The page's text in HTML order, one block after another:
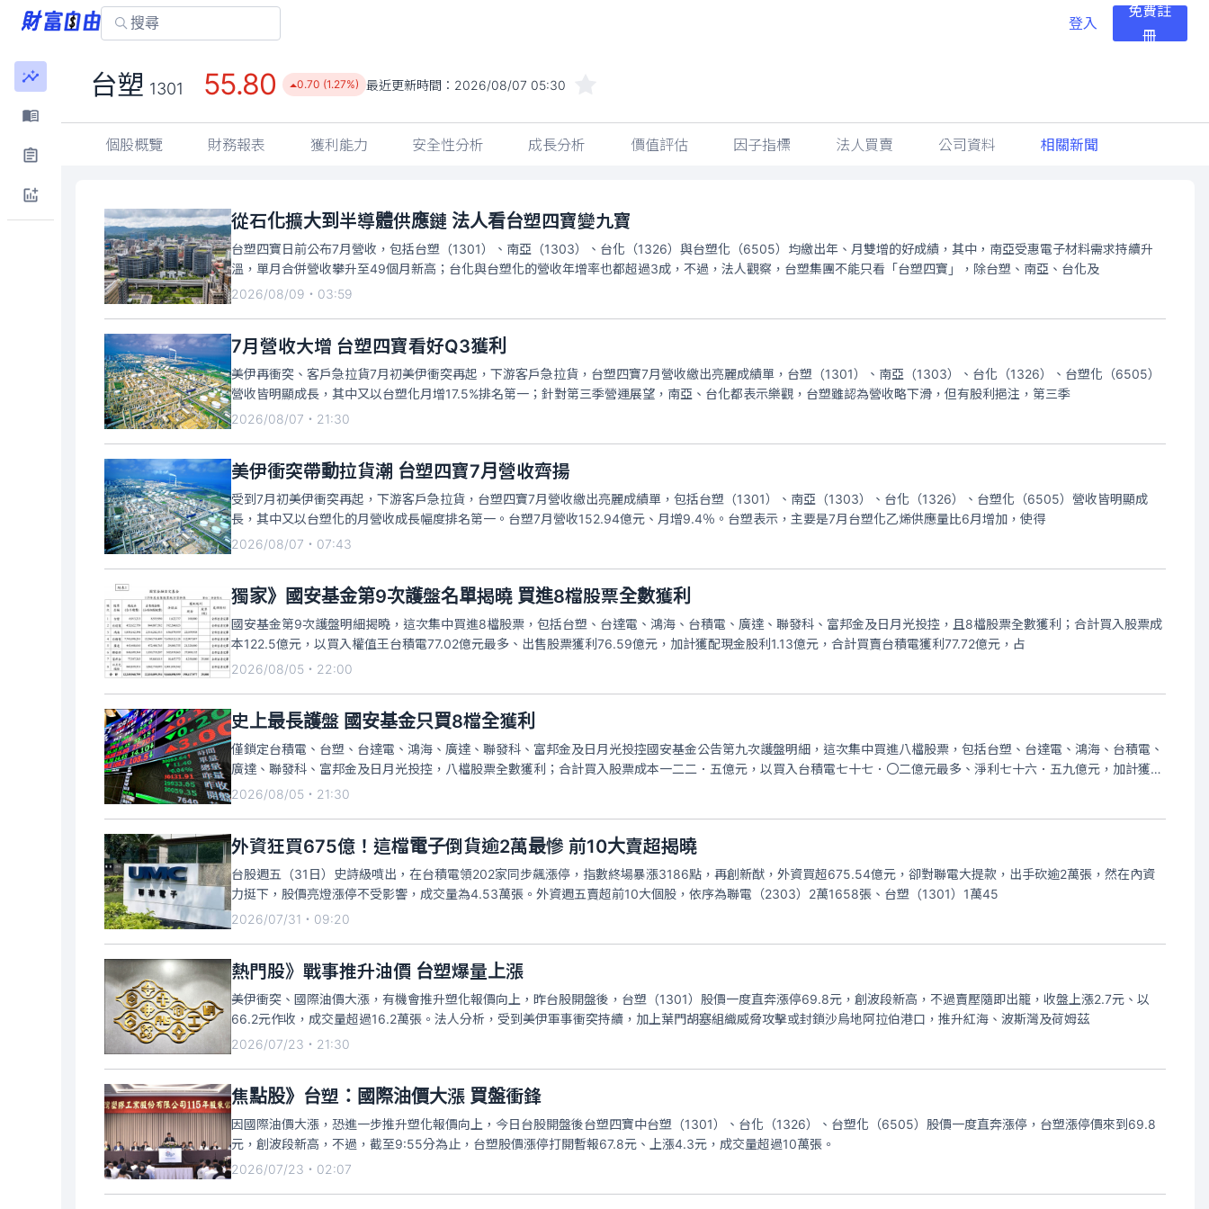
登入
免費註
冊
台塑 1301 55.80 0.70 (1.27%) 最近更新時間： 2026/08/07 05:30
個股概覽 財務報表 獲利能力 安全性分析 成長分析 價值評估 因子指標 法人買賣 公司資料 相關新聞
從石化擴大到半導體供應鏈 法人看台塑四寶變九寶
台塑四寶日前公布7月營收，包括台塑（1301）、南亞（1303）、台化（1326）與台塑化（6505）均繳出年、月雙增的好成績，其中，南亞受惠電子材料需求持續升
溫，單月合併營收攀升至49個月新高；台化與台塑化的營收年增率也都超過3成，不過，法人觀察，台塑集團不能只看「台塑四寶」，除台塑、南亞、台化及
2026/08/09・03:59
7月營收大增 台塑四寶看好Q3獲利
美伊再衝突、客戶急拉貨7月初美伊衝突再起，下游客戶急拉貨，台塑四寶7月營收繳出亮麗成績單，台塑（1301）、南亞（1303）、台化（1326）、台塑化（6505）
營收皆明顯成長，其中又以台塑化月增17.5%排名第一；針對第三季營運展望，南亞、台化都表示樂觀，台塑雖認為營收略下滑，但有股利挹注，第三季
2026/08/07・21:30
美伊衝突帶動拉貨潮 台塑四寶7月營收齊揚
受到7月初美伊衝突再起，下游客戶急拉貨，台塑四寶7月營收繳出亮麗成績單，包括台塑（1301）、南亞（1303）、台化（1326）、台塑化（6505）營收皆明顯成
長，其中又以台塑化的月營收成長幅度排名第一。台塑7月營收152.94億元、月增9.4％。台塑表示，主要是7月台塑化乙烯供應量比6月增加，使得
2026/08/07・07:43
獨家》國安基金第9次護盤名單揭曉 買進8檔股票全數獲利
國安基金第9次護盤明細揭曉，這次集中買進8檔股票，包括台塑、台達電、鴻海、台積電、廣達、聯發科、富邦金及日月光投控，且8檔股票全數獲利；合計買入股票成
本122.5億元，以買入權值王台積電77.02億元最多、出售股票獲利76.59億元，加計獲配現金股利1.13億元，合計買賣台積電獲利77.72億元，占
2026/08/05・22:00
史上最長護盤 國安基金只買8檔全獲利
僅鎖定台積電、台塑、台達電、鴻海、廣達、聯發科、富邦金及日月光投控國安基金公告第九次護盤明細，這次集中買進八檔股票，包括台塑、台達電、鴻海、台積電、
廣達、聯發科、富邦金及日月光投控，八檔股票全數獲利；合計買入股票成本一二二．五億元，以買入台積電七十七．〇二億元最多、淨利七十六．五九億元，加計獲配
現金
2026/08/05・21:30
外資狂買675億！這檔電子倒貨逾2萬最慘 前10大賣超揭曉
台股週五（31日）史詩級噴出，在台積電領202家同步飆漲停，指數終場暴漲3186點，再創新猷，外資買超675.54億元，卻對聯電大提款，出手砍逾2萬張，然在內資
力挺下，股價亮燈漲停不受影響，成交量為4.53萬張。外資週五賣超前10大個股，依序為聯電（2303）2萬1658張、台塑（1301）1萬45
2026/07/31・09:20
熱門股》戰事推升油價 台塑爆量上漲
美伊衝突、國際油價大漲，有機會推升塑化報價向上，昨台股開盤後，台塑（1301）股價一度直奔漲停69.8元，創波段新高，不過賣壓隨即出籠，收盤上漲2.7元、以
66.2元作收，成交量超過16.2萬張。法人分析，受到美伊軍事衝突持續，加上葉門胡塞組織威脅攻擊或封鎖沙烏地阿拉伯港口，推升紅海、波斯灣及荷姆茲
2026/07/23・21:30
焦點股》台塑：國際油價大漲 買盤衝鋒
因國際油價大漲，恐進一步推升塑化報價向上，今日台股開盤後台塑四寶中台塑（1301）、台化（1326）、台塑化（6505）股價一度直奔漲停，台塑漲停價來到69.8
元，創波段新高，不過，截至9:55分為止，台塑股價漲停打開暫報67.8元、上漲4.3元，成交量超過10萬張。
2026/07/23・02:07